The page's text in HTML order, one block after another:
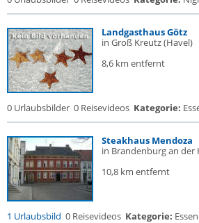
Landgasthaus Götz
in Groß Kreutz (Havel)
8,6 km entfernt
0 Urlaubsbilder 0 Reisevideos Kategorie:
Steakhaus Mendoza
in Brandenburg an der
10,8 km entfernt
1 Urlaubsbild 0 Reisevideos Kategorie: